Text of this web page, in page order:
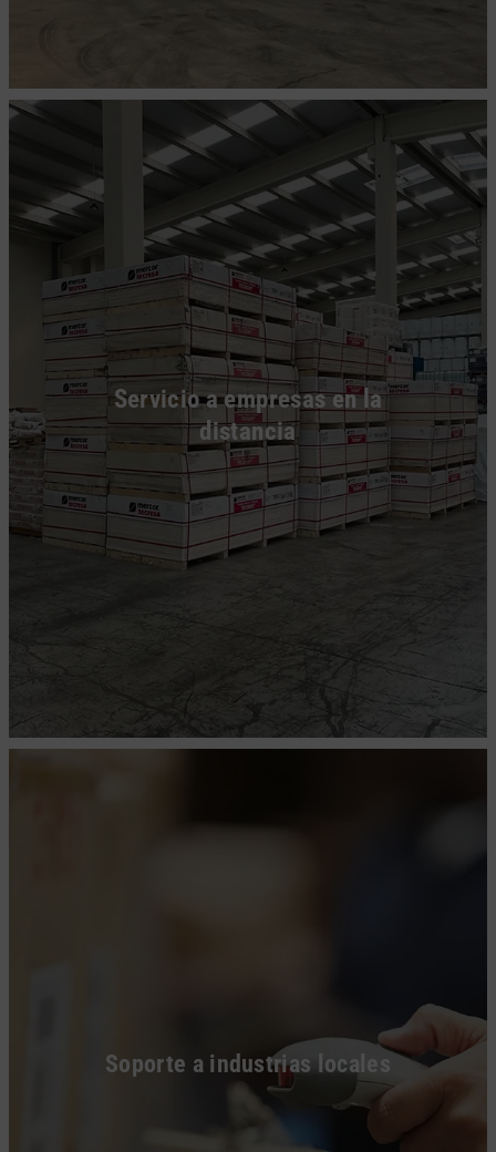
Servicio a empresas en la
distancia
Soporte a industrias locales